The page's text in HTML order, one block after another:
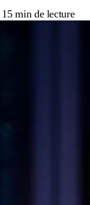
15 min de lecture